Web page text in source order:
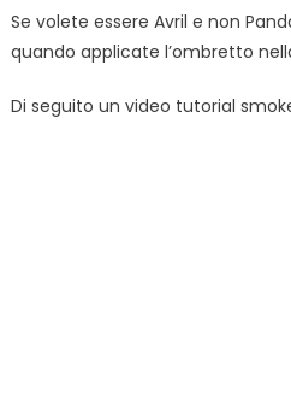
Se volete essere Avril e non
quando applicate l’ombretto
Di seguito un video tutorial